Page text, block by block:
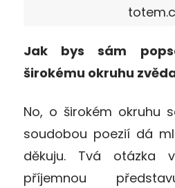
Jak bys sám
širokému okruhu
No, o širokém okruhu
soudobou poezií dá
děkuju. Tvá otázka
příjemnou